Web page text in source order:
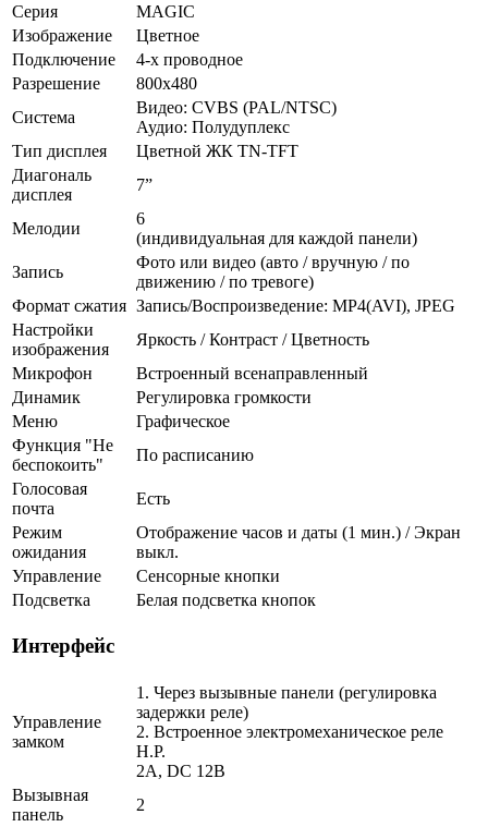
Серия
MAGIC
Изображение
Цветное
Подключение
4-х проводное
Разрешение
800x480
Система
Видео: CVBS (PAL/NTSC)
Аудио: Полудуплекс
Тип дисплея
Цветной ЖК TN-TFT
Диагональ
дисплея
7”
Мелодии
6
(индивидуальная для каждой панели)
Запись
Фото или видео (авто / вручную / по
движению / по тревоге)
Формат сжатия Запись/Воспроизведение: MP4(AVI), JPEG
Настройки
изображения
Яркость / Контраст / Цветность
Микрофон
Встроенный всенаправленный
Динамик
Регулировка громкости
Меню
Графическое
Функция "Не
беспокоить"
По расписанию
Голосовая
почта
Есть
Режим
ожидания
Отображение часов и даты (1 мин.) / Экран
выкл.
Управление
Сенсорные кнопки
Подсветка
Белая подсветка кнопок
Интерфейс
Управление
замком
1. Через вызывные панели (регулировка
задержки реле)
2. Встроенное электромеханическое реле
Н.Р.
2A, DC 12В
Вызывная
панель
2